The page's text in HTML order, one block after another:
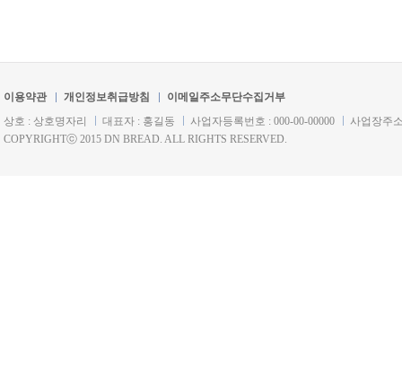
이용약관 개인정보취급방침
이메일주소무단수집거부
상호 : 상호명자리
대표자 : 홍길동 사업자등록번호 : 000-00-00000
사업장주
COPYRIGHTⓒ 2015 DN BREAD. ALL RIGHTS RESERVED.